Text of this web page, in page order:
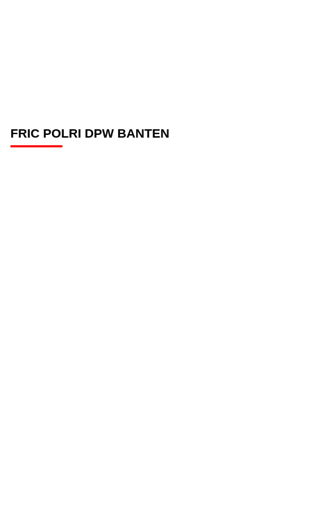
FRIC POLRI DPW BANTEN